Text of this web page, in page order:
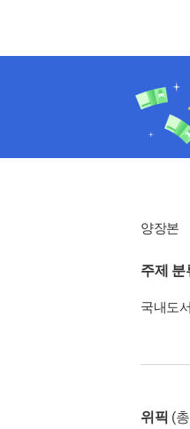
양장본
주제 분
국내도
위픽 (